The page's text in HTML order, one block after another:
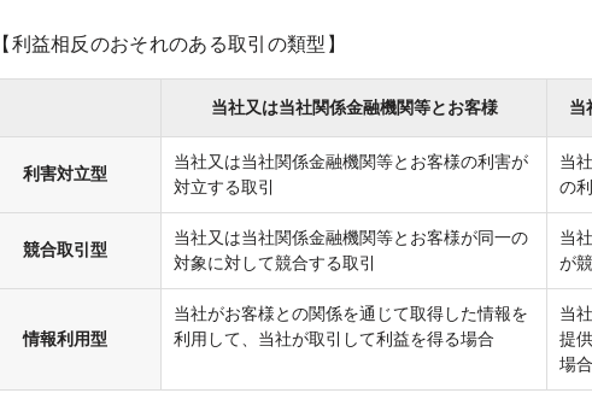
【利益相反のおそれのある取引の類型】
当社又は当社関係金融機関等とお客様 当
利害対立型
当社又は当社関係金融機関等とお客様の利害が
対立する取引
当
の
競合取引型
当社又は当社関係金融機関等とお客様が同一の
対象に対して競合する取引
当
が
情報利用型
当社がお客様との関係を通じて取得した情報を
利用して、当社が取引して利益を得る場合
当
提
場合